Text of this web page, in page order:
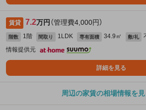
賃貸 7.2万円 （管理費4,000円）
階数 1階 間取り 1LDK 専有面積 34.9㎡ 敷/礼
情報提供元
詳細を見る
周辺の家賃の相場情報を見